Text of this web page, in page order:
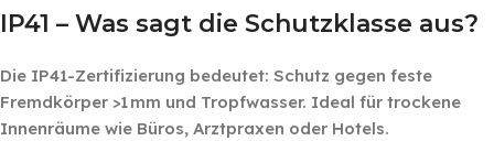
IP41 – Was sagt die Schutzklasse aus?
Die IP41-Zertifizierung bedeutet: Schutz gegen feste
Fremdkörper >1 mm und Tropfwasser. Ideal für trockene
Innenräume wie Büros, Arztpraxen oder Hotels.